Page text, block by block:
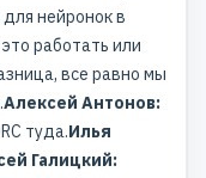
нейронок в
работать или
все равно мы
Алексей Антонов:
туда.Илья
Галицкий: